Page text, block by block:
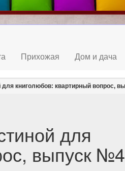
Прихожая Дом и дача
для книголюбов: квартирный вопрос,
для
выпуск